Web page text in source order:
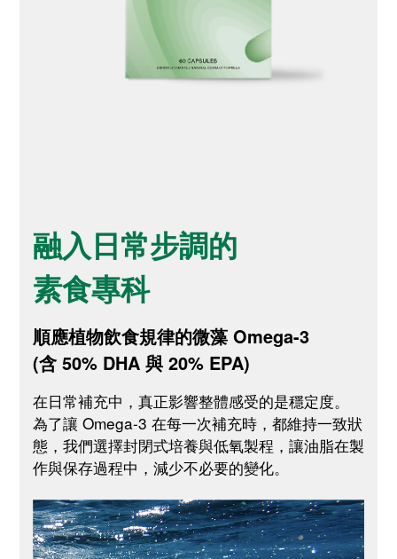
融入日常步調的
素食專科
順應植物飲食規律的微藻 Omega-3
(含 50% DHA 與 20% EPA)
在日常補充中，真正影響整體感受的是穩定度。
為了讓 Omega-3 在每一次補充時，都維持一致狀
態，我們選擇封閉式培養與低氧製程，讓油脂在製
作與保存過程中，減少不必要的變化。